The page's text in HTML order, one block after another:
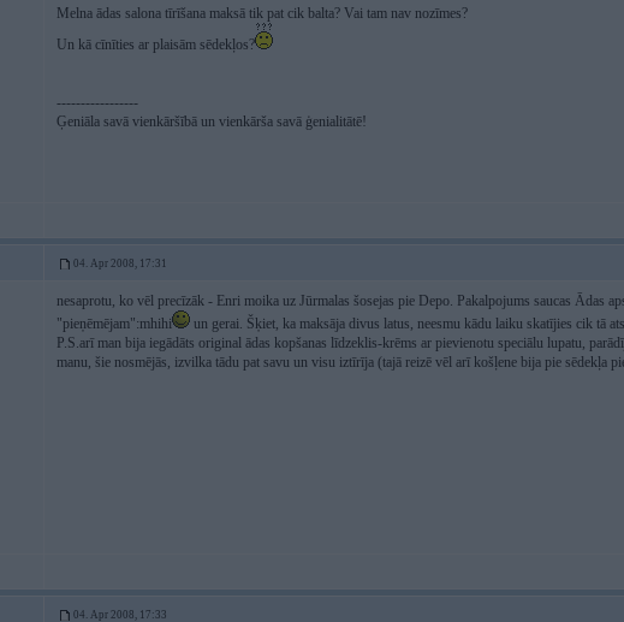
Melna ādas salona tīrīšana maksā tik pat cik balta? Vai tam nav nozīmes?
Un kā cīnīties ar plaisām sēdekļos?
-----------------
Ģeniāla savā vienkāršībā un vienkārša savā ģenialitātē!
04. Apr 2008, 17:31
nesaprotu, ko vēl precīzāk - Enri moika uz Jūrmalas šosejas pie Depo. Pakalpojums saucas Ādas
"pieņēmējam":mhihi
un gerai. Šķiet, ka maksāja divus latus, neesmu kādu laiku skatījies cik tā
P.S.arī man bija iegādāts original ādas kopšanas līdzeklis-krēms ar pievienotu speciālu lupatu,
manu, šie nosmējās, izvilka tādu pat savu un visu iztīrīja (tajā reizē vēl arī košļene bija pie sēdekļa
04. Apr 2008, 17:33